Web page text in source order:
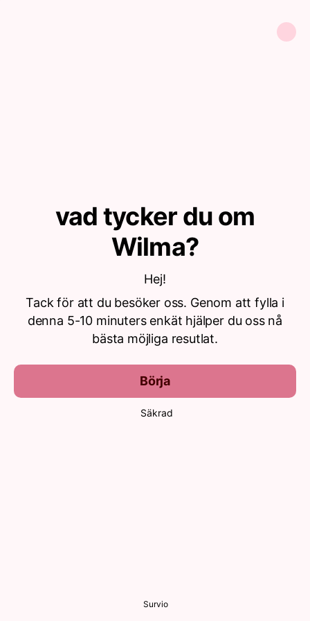
vad tycker du om
Wilma?
Hej!
Tack för att du besöker oss. Genom att fylla i
denna 5-10 minuters enkät hjälper du oss nå
bästa möjliga resutlat.
Börja
Säkrad
Survio